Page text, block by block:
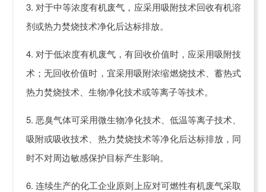
3. 对于中等浓度有机废气，应采用吸附技术回收有机溶
剂或热力焚烧技术净化后达标排放。
4. 对于低浓度有机废气，有回收价值时，应采用吸附技
术；无回收价值时，宜采用吸附浓缩燃烧技术、蓄热式
热力焚烧技术、生物净化技术或等离子等技术。
5. 恶臭气体可采用微生物净化技术、低温等离子技术、
吸附或吸收技术、热力焚烧技术等净化后达标排放，同
时不对周边敏感保护目标产生影响。
6. 连续生产的化工企业原则上应对可燃性有机废气采取